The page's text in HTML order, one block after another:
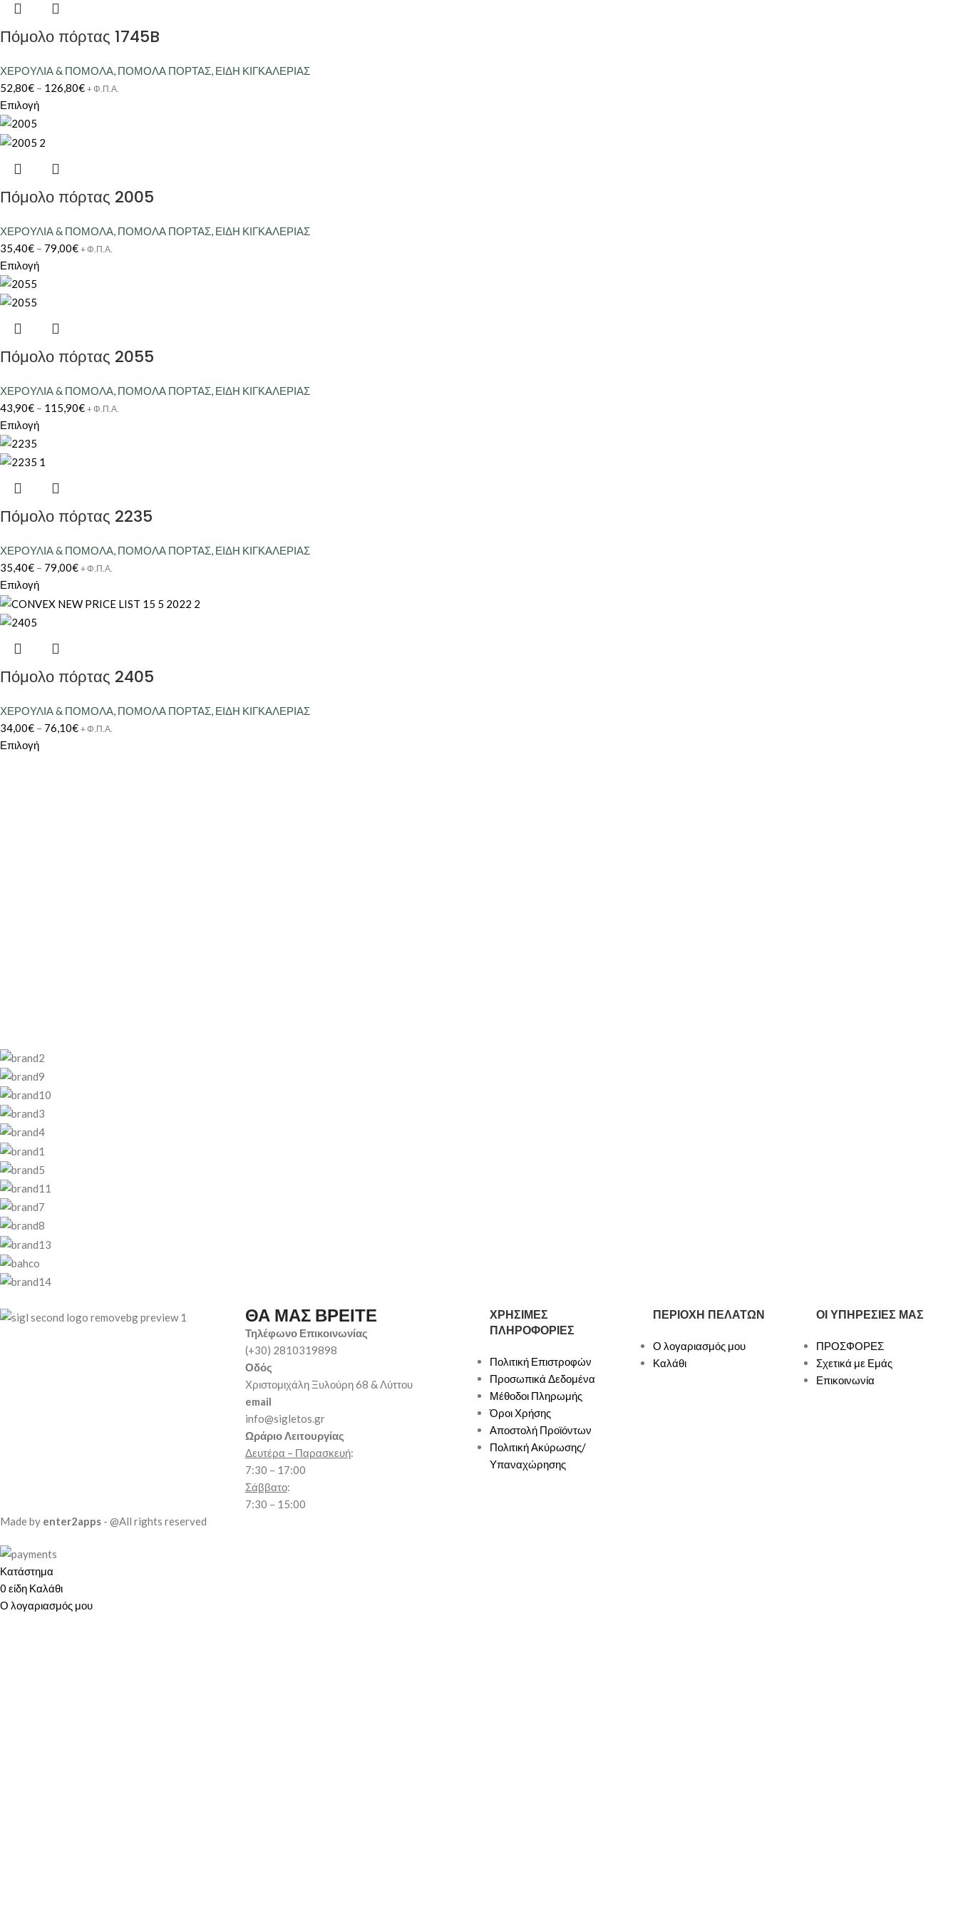
Πόμολο πόρτας 1745B
ΧΕΡΟΥΛΙΑ & ΠΟΜΟΛΑ, ΠΟΜΟΛΑ ΠΟΡΤΑΣ, ΕΙΔΗ ΚΙΓΚΑΛΕΡΙΑΣ
52,80€ – 126,80€ + Φ.Π.Α.
Επιλογή
Πόμολο πόρτας 2005
ΧΕΡΟΥΛΙΑ & ΠΟΜΟΛΑ, ΠΟΜΟΛΑ ΠΟΡΤΑΣ, ΕΙΔΗ ΚΙΓΚΑΛΕΡΙΑΣ
35,40€ – 79,00€ + Φ.Π.Α.
Επιλογή
Πόμολο πόρτας 2055
ΧΕΡΟΥΛΙΑ & ΠΟΜΟΛΑ, ΠΟΜΟΛΑ ΠΟΡΤΑΣ, ΕΙΔΗ ΚΙΓΚΑΛΕΡΙΑΣ
43,90€ – 115,90€ + Φ.Π.Α.
Επιλογή
Πόμολο πόρτας 2235
ΧΕΡΟΥΛΙΑ & ΠΟΜΟΛΑ, ΠΟΜΟΛΑ ΠΟΡΤΑΣ, ΕΙΔΗ ΚΙΓΚΑΛΕΡΙΑΣ
35,40€ – 79,00€ + Φ.Π.Α.
Επιλογή
Πόμολο πόρτας 2405
ΧΕΡΟΥΛΙΑ & ΠΟΜΟΛΑ, ΠΟΜΟΛΑ ΠΟΡΤΑΣ, ΕΙΔΗ ΚΙΓΚΑΛΕΡΙΑΣ
34,00€ – 76,10€ + Φ.Π.Α.
Επιλογή
ΘΑ ΜΑΣ ΒΡΕΙΤΕ
Τηλέφωνο Επικοινωνίας
(+30) 2810319898
Οδός
Χριστομιχάλη Ξυλούρη 68 & Λύττου
email
info@sigletos.gr
Ωράριο Λειτουργίας
Δευτέρα – Παρασκευή:
7:30 – 17:00
Σάββατο:
7:30 – 15:00
ΧΡΗΣΙΜΕΣ
ΠΛΗΡΟΦΟΡΙΕΣ
Πολιτική Επιστροφών
Προσωπικά Δεδομένα
Μέθοδοι Πληρωμής
Όροι Χρήσης
Αποστολή Προϊόντων
Πολιτική Ακύρωσης/
Υπαναχώρησης
ΠΕΡΙΟΧΗ ΠΕΛΑΤΩΝ
Ο λογαριασμός μου
Καλάθι
ΟΙ ΥΠΗΡΕΣΙΕΣ ΜΑΣ
ΠΡΟΣΦΟΡΕΣ
Σχετικά με Εμάς
Επικοινωνία
Made by enter2apps - @All rights reserved
Κατάστημα
0 είδη Καλάθι
Ο λογαριασμός μου